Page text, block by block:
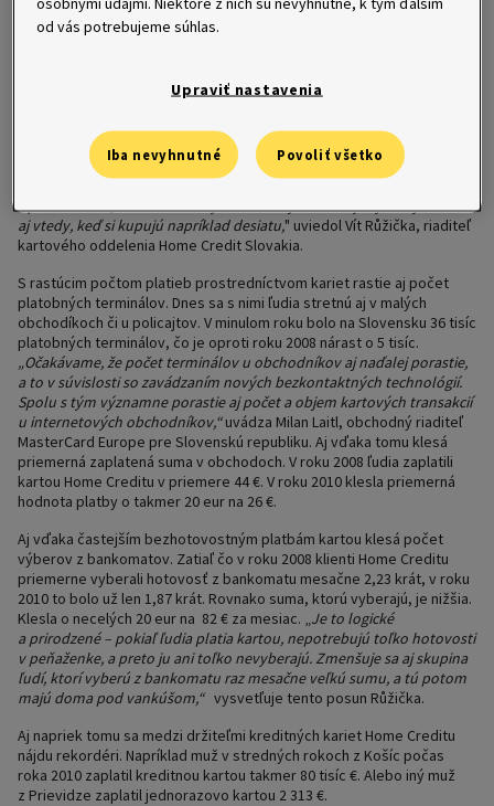
Home Credit Slovakia vyplýva, že priemerná platba kreditnou
kartou klesla zo 44 € v roku 2008 na 26 € v roku 2010. Pribúdajú
všetkých transakcií. Teraz sa situácia obrátila a pomer 60:40 hovorí
nákup oblečenia, elektroniky, ale aj na víkendové nákupy potravín.
Teraz vyťahujú kreditné karty z peňaženky aj na menšie nákupy,
zvykli si nenosiť pri sebe väčšiu hotovosť. " Pre zákazníkov je platba
kartou pohodlná, nemusia hľadať mince alebo sa dohadovať
s predavačom, keď im nevie vydať z veľkej bankovky. Vyťahujú kartu
aj vtedy, keď si kupujú napríklad desiatu," uviedol Vít Růžička, riaditeľ
kartového oddelenia Home Credit Slovakia.
S rastúcim počtom platieb prostredníctvom kariet rastie aj počet
platobných terminálov. Dnes sa s nimi ľudia stretnú aj v malých
obchodíkoch či u policajtov. V minulom roku bolo na Slovensku 36 tisíc
platobných terminálov, čo je oproti roku 2008 nárast o 5 tisíc.
„Očakávame, že počet terminálov u obchodníkov aj naďalej porastie,
a to v súvislosti so zavádzaním nových bezkontaktných technológií.
Spolu s tým významne porastie aj počet a objem kartových transakcií
u internetových obchodníkov,“uvádza Milan Laitl, obchodný riaditeľ
MasterCard Europe pre Slovenskú republiku. Aj vďaka tomu klesá
priemerná zaplatená suma v obchodoch. V roku 2008 ľudia zaplatili
kartou Home Creditu v priemere 44 €. V roku 2010 klesla priemerná
hodnota platby o takmer 20 eur na 26 €.
Aj vďaka častejším bezhotovostným platbám kartou klesá počet
výberov z bankomatov. Zatiaľ čo v roku 2008 klienti Home Creditu
priemerne vyberali hotovosť z bankomatu mesačne 2,23 krát, v roku
2010 to bolo už len 1,87 krát. Rovnako suma, ktorú vyberajú, je nižšia.
Klesla o necelých 20 eur na 82 € za mesiac. „Je to logické
a prirodzené – pokiaľ ľudia platia kartou, nepotrebujú toľko hotovosti
v peňaženke, a preto ju ani toľko nevyberajú. Zmenšuje sa aj skupina
ľudí, ktorí vyberú z bankomatu raz mesačne veľkú sumu, a tú potom
majú doma pod vankúšom,“vysvetľuje tento posun Růžička.
Aj napriek tomu sa medzi držiteľmi kreditných kariet Home Creditu
nájdu rekordéri. Napríklad muž v stredných rokoch z Košíc počas
roka 2010 zaplatil kreditnou kartou takmer 80 tisíc €. Alebo iný muž
z Prievidze zaplatil jednorazovo kartou 2 313 €.
od vás potrebujeme súhlas.
Upraviť nastavenia
Iba nevyhnutné Povoliť všetko